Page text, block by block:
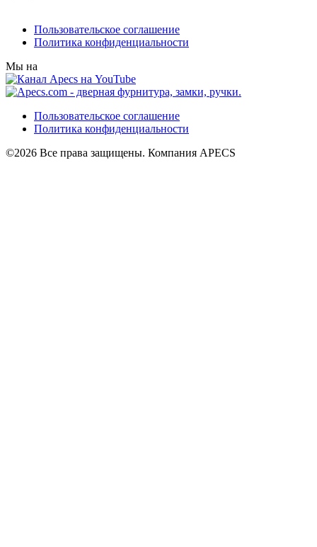
Пользовательское соглашение
Политика конфиденциальности
Мы на
Пользовательское соглашение
Политика конфиденциальности
©2026 Все права защищены. Компания APECS